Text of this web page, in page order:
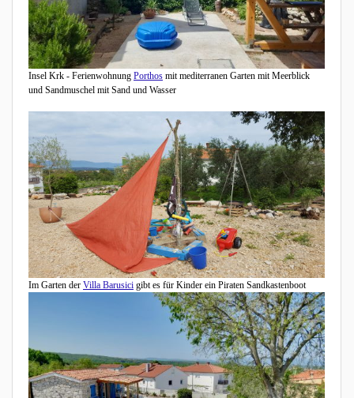
Insel Krk - Ferienwohnung Porthos mit mediterranen Garten mit Meerblick
und Sandmuschel mit Sand und Wasser
Im Garten der Villa Barusici gibt es für Kinder ein Piraten Sandkastenboot